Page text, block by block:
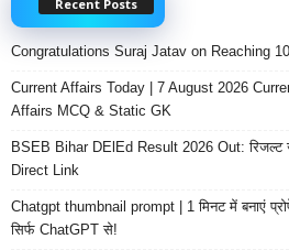
Recent Posts
Congratulations Suraj Jatav on Reaching
Current Affairs Today | 7 August 2026
Affairs MCQ & Static GK
BSEB Bihar DElEd Result 2026 Out: रिजल्ट
Direct Link
Chatgpt thumbnail prompt | 1 मिनट में बनाएं
सिर्फ ChatGPT से!